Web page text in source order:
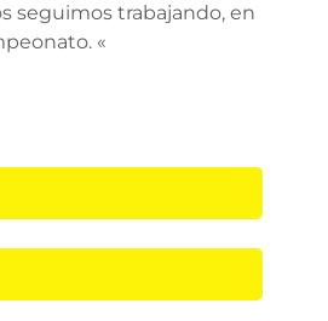
seguimos trabajando, en
«